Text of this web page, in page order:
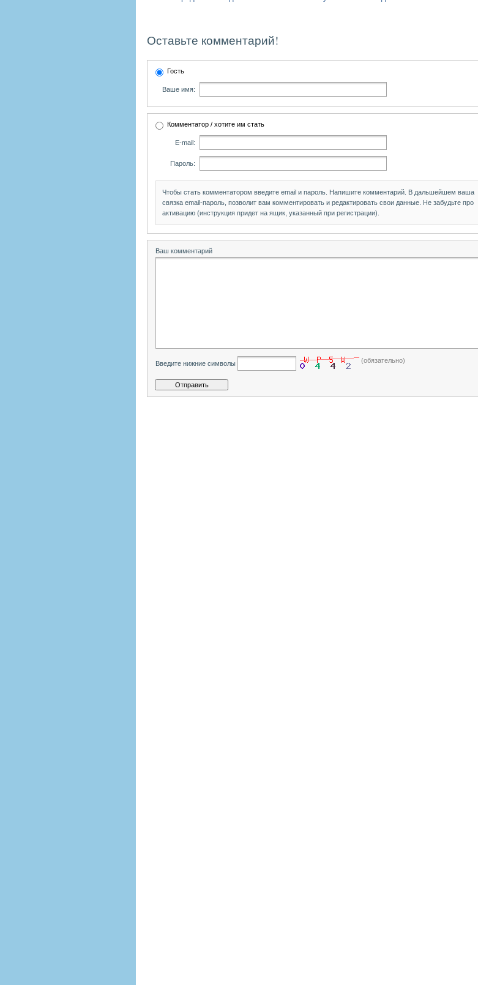
Оставьте комментарий!
Гость
Ваше имя:
Комментатор / хотите им стать
E-mail:
Пароль:
Чтобы стать комментатором введите email и пароль. Напишите комментарий. В дальшейшем ваша
связка email-пароль, позволит вам комментировать и редактировать свои данные. Не забудьте про
активацию (инструкция придет на ящик, указанный при регистрации).
Ваш комментарий
Введите нижние символы (обязательно)